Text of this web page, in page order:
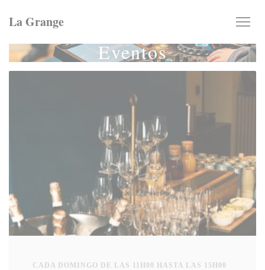
La Grange
Eventos
CADA DOMINGO DE LAS 11H00 HASTA LAS 15H00